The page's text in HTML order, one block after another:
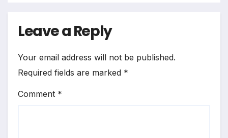
Leave a Reply
Your email address will not be published.
Required fields are marked *
Comment *